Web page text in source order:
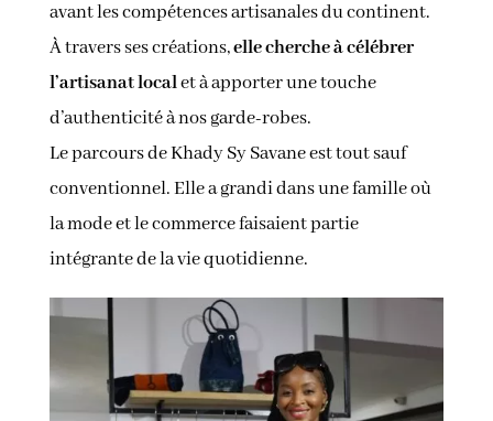
avant les compétences artisanales du continent.
À travers ses créations,elle cherche à célébrer
l’artisanat localet à apporter une touche
d’authenticité à nos garde-robes.
Le parcours de Khady Sy Savane est tout sauf
conventionnel. Elle a grandi dans une famille où
la mode et le commerce faisaient partie
intégrante de la vie quotidienne.